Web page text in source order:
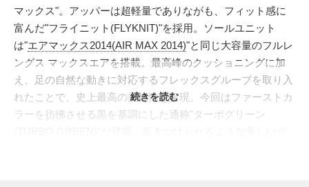
マックス"。アッパーは超軽量でありながも、フィット感に
富んだ"フライニット(FLYKNIT)"を採用。ソールユニット
は"エアマックス2014(AIR MAX 2014)"と同じ大容量のフルレ
ングス マックスエアを搭載。最高峰のクッショニングに加
え、足の自然な動きに対応するフレックスグルーブを取り入
れたことで、史上最高の柔軟性を実現。今回はファーストカ
ラーを彷彿させる黒を基調にした通称"ターボグリーン
続きを読む